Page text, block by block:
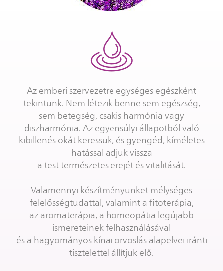
Az emberi szervezetre egységes egészként
tekintünk. Nem létezik benne sem egészség,
sem betegség, csakis harmónia vagy
diszharmónia. Az egyensúlyi állapotból való
kibillenés okát keressük, és gyengéd, kíméletes
hatással adjuk vissza
a test természetes erejét és vitalitását.
Valamennyi készítményünket mélységes
felelősségtudattal, valamint a fitoterápia,
az aromaterápia, a homeopátia legújabb
ismereteinek felhasználásával
és a hagyományos kínai orvoslás alapelvei iránti
tisztelettel állítjuk elő.